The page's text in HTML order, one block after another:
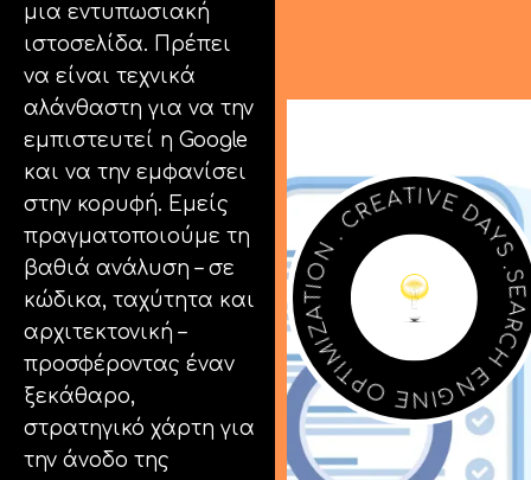
μια εντυπωσιακή
ιστοσελίδα. Πρέπει
να είναι τεχνικά
αλάνθαστη για να την
εμπιστευτεί η Google
και να την εμφανίσει
στην κορυφή. Εμείς
πραγματοποιούμε τη
βαθιά ανάλυση – σε
κώδικα, ταχύτητα και
αρχιτεκτονική –
προσφέροντας έναν
ξεκάθαρο,
στρατηγικό χάρτη για
την άνοδο της
S
E
A
R
C
H
E
N
G
I
N
E
O
P
T
I
M
I
Z
A
T
I
O
N
.
C
R
EA
TIVE DAYS.
Facebook
Instagram
LinkedIn
info@creativedays.gr
Ι.ΤΣΑΛΟΥΧΊΔΗ 16-20, ΘΕΣΣΑΛΟΝΊΚΗ 54248